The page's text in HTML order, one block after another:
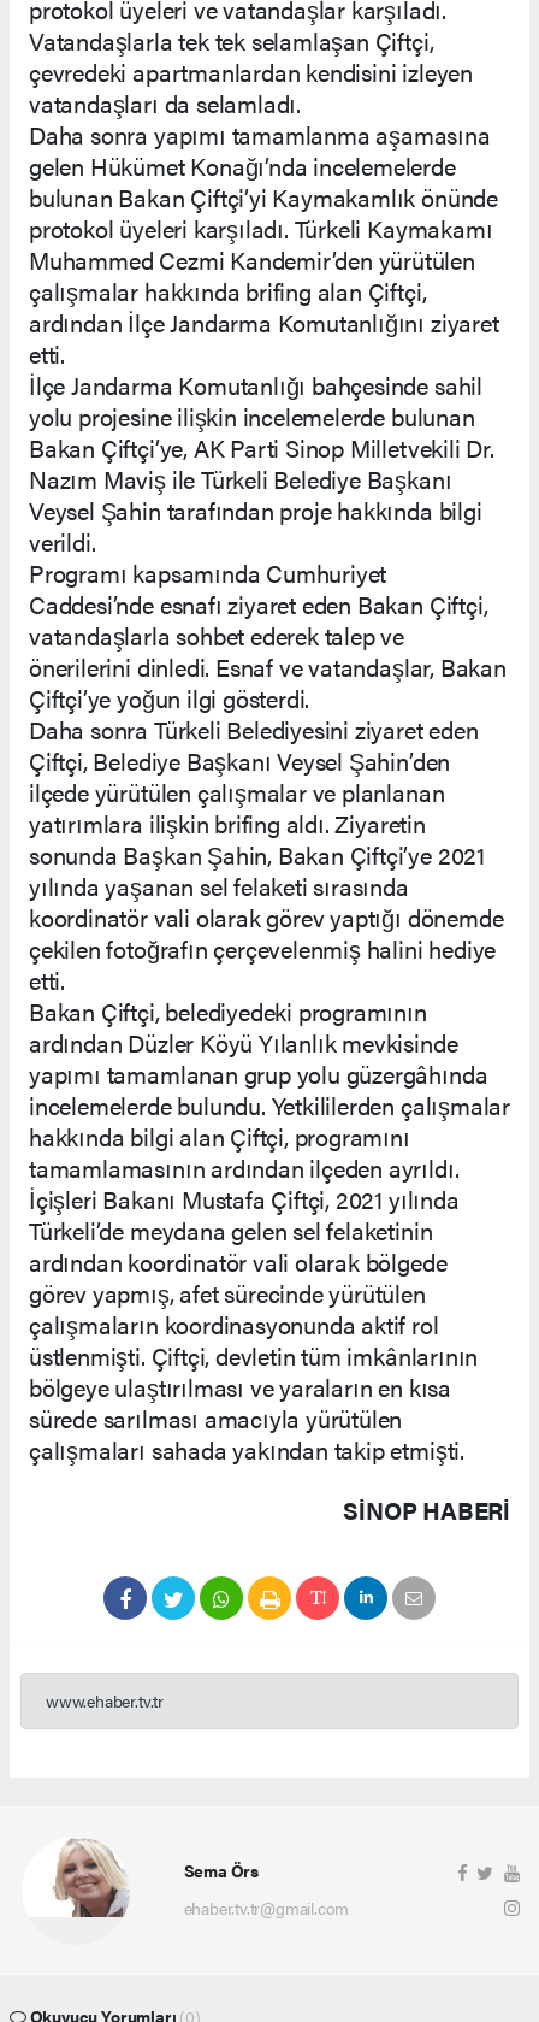
protokol üyeleri ve vatandaşlar karşıladı.
Vatandaşlarla tek tek selamlaşan Çiftçi,
çevredeki apartmanlardan kendisini izleyen
vatandaşları da selamladı.
Daha sonra yapımı tamamlanma aşamasına
gelen Hükümet Konağı’nda incelemelerde
bulunan Bakan Çiftçi’yi Kaymakamlık önünde
protokol üyeleri karşıladı. Türkeli Kaymakamı
Muhammed Cezmi Kandemir’den yürütülen
çalışmalar hakkında brifing alan Çiftçi,
ardından İlçe Jandarma Komutanlığını ziyaret
etti.
İlçe Jandarma Komutanlığı bahçesinde sahil
yolu projesine ilişkin incelemelerde bulunan
Bakan Çiftçi’ye, AK Parti Sinop Milletvekili Dr.
Nazım Maviş ile Türkeli Belediye Başkanı
Veysel Şahin tarafından proje hakkında bilgi
verildi.
Programı kapsamında Cumhuriyet
Caddesi’nde esnafı ziyaret eden Bakan Çiftçi,
vatandaşlarla sohbet ederek talep ve
önerilerini dinledi. Esnaf ve vatandaşlar, Bakan
Çiftçi’ye yoğun ilgi gösterdi.
Daha sonra Türkeli Belediyesini ziyaret eden
Çiftçi, Belediye Başkanı Veysel Şahin’den
ilçede yürütülen çalışmalar ve planlanan
yatırımlara ilişkin brifing aldı. Ziyaretin
sonunda Başkan Şahin, Bakan Çiftçi’ye 2021
yılında yaşanan sel felaketi sırasında
koordinatör vali olarak görev yaptığı dönemde
çekilen fotoğrafın çerçevelenmiş halini hediye
etti.
Bakan Çiftçi, belediyedeki programının
ardından Düzler Köyü Yılanlık mevkisinde
yapımı tamamlanan grup yolu güzergâhında
incelemelerde bulundu. Yetkililerden çalışmalar
hakkında bilgi alan Çiftçi, programını
tamamlamasının ardından ilçeden ayrıldı.
İçişleri Bakanı Mustafa Çiftçi, 2021 yılında
Türkeli’de meydana gelen sel felaketinin
ardından koordinatör vali olarak bölgede
görev yapmış, afet sürecinde yürütülen
çalışmaların koordinasyonunda aktif rol
üstlenmişti. Çiftçi, devletin tüm imkânlarının
bölgeye ulaştırılması ve yaraların en kısa
sürede sarılması amacıyla yürütülen
çalışmaları sahada yakından takip etmişti.
SINOP HABERİ
www.ehaber.tv.tr
Sema Örs
ehaber.tv.tr@gmail.com
Okuyucu Yorumları (0)